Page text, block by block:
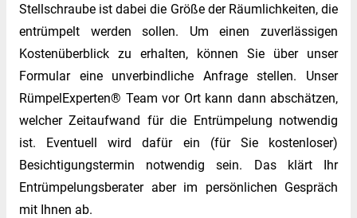
Stellschraube ist dabei die Größe der Räumlichkeiten, die
entrümpelt werden sollen. Um einen zuverlässigen
Kostenüberblick zu erhalten, können Sie über unser
Formular eine unverbindliche Anfrage stellen. Unser
RümpelExperten® Team vor Ort kann dann abschätzen,
welcher Zeitaufwand für die Entrümpelung notwendig
ist. Eventuell wird dafür ein (für Sie kostenloser)
Besichtigungstermin notwendig sein. Das klärt Ihr
Entrümpelungsberater aber im persönlichen Gespräch
mit Ihnen ab.